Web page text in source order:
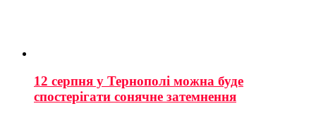
12 серпня у Тернополі можна буде
спостерігати сонячне затемнення